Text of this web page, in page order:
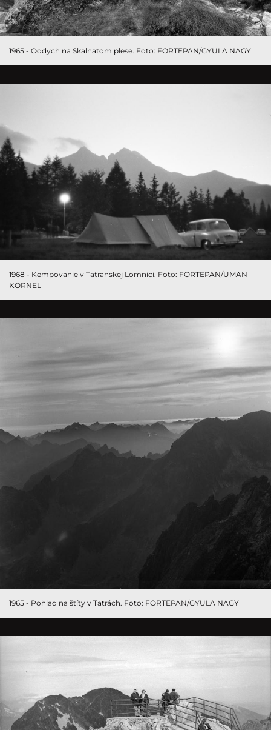
1965 - Oddych na Skalnatom plese. Foto: FORTEPAN/GYULA NAGY
1968 - Kempovanie v Tatranskej Lomnici. Foto: FORTEPAN/UMAN
KORNEL
1965 - Pohľad na štíty v Tatrách. Foto: FORTEPAN/GYULA NAGY